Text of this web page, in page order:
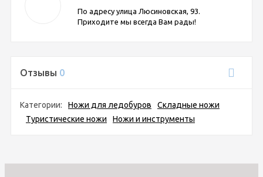
По адресу улица Люсиновская, 93.
Приходите мы всегда Вам рады!
Отзывы 0
Категории: Ножи для ледобуров
Складные ножи
Туристические ножи
Ножи и инструменты